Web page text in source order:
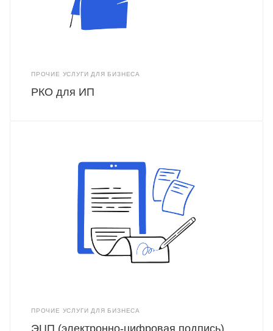
ПРОЧИЕ УСЛУГИ ДЛЯ БИЗНЕСА
РКО для ИП
ПРОЧИЕ УСЛУГИ ДЛЯ БИЗНЕСА
ЭЦП (электронно-цифровая подпись)